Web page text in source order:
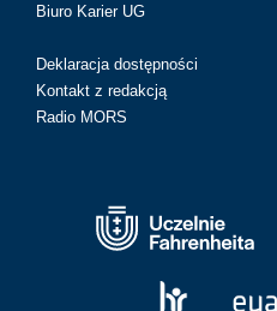
Biuro Karier UG
Deklaracja dostępności
Kontakt z redakcją
Radio MORS